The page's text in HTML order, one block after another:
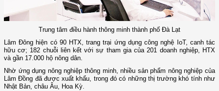
Trung tâm điều hành thông minh thành phố Đà Lạt
Lâm Đông hiện có 90 HTX, trang trại ứng dụng công nghệ IoT, canh tác
hữu cơ; 182 chuỗi liên kết với sự tham gia của 201 doanh nghiệp, HTX
và gần 17.000 hộ nông dân.
Nhờ ứng dụng nông nghiệp thông minh, nhiều sản phẩm nông nghiệp của
Lâm Đồng đã được xuất khẩu, trong đó có những thị trường khó tính như
Nhật Bản, châu Âu, Hoa Kỳ.